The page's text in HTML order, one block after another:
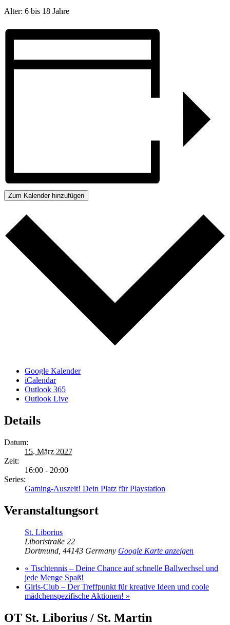
Alter: 6 bis 18 Jahre
Zum Kalender hinzufügen
Google Kalender
iCalendar
Outlook 365
Outlook Live
Details
Datum:
15. März 2027
Zeit:
16:00 - 20:00
Series:
Gaming-Auszeit! Dein Platz für Playstation
Veranstaltungsort
St. Liborius
Liboristraße 22
Dortmund 44143 Germany Google Karte anzeigen
« Tischtennis – Deine Chance auf schnelle Ballwechsel und
jede Menge Spaß!
Girls-Club – Der Treffpunkt für kreative Ideen und coole
mädchenspezifische Aktionen! »
OT St. Liborius / St. Martin